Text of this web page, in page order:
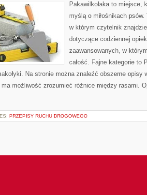
Pakawilkolaka to miejsce,
myślą o miłośnikach
w którym czytelnik
dotyczące codziennej
zaawansowanych, w
całość. Fajne kategorie to
Na stronie można znaleźć obszerne opisy
możliwość zrozumieć różnice między rasami.
PRZEPISY RUCHU DROGOWEGO